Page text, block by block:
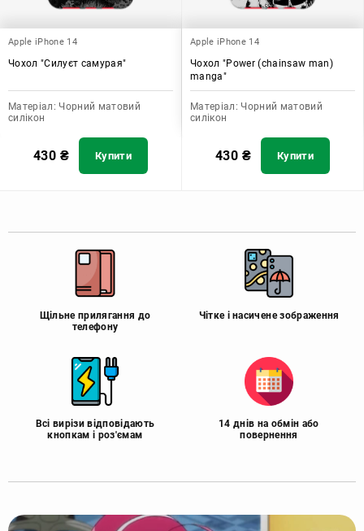
Apple iPhone 14
Чохол "Силуєт самурая"
Матеріал: Чорний матовий
силікон
430 ₴ Купити
Apple iPhone 14
Чохол "Power (chainsaw man)
manga"
Матеріал: Чорний матовий
силікон
430 ₴ Купити
Щільне прилягання до
телефону
Чітке і насичене зображення
Всі вирізи відповідають
кнопкам і роз'ємам
14 днів на обмін або
повернення